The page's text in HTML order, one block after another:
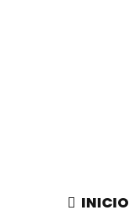
INICIO